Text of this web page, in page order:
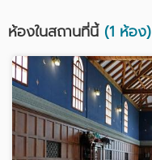
ห้องในสถานที่นี้(1 ห้อง)